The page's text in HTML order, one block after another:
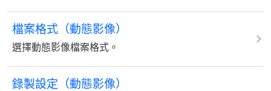
檔案格式（動態影像）
選擇動態影像檔案格式。
錄製設定（動態影像）